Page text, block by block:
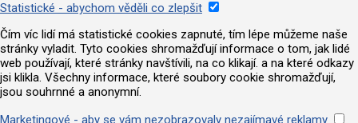
Statistické - abychom věděli co zlepšit
Čím víc lidí má statistické cookies zapnuté, tím lépe můžeme naše
stránky vyladit. Tyto cookies shromažďují informace o tom, jak lidé
web používají, které stránky navštívili, na co klikají. a na které odkazy
jsi klikla. Všechny informace, které soubory cookie shromažďují,
jsou souhrnné a anonymní.
Marketingové - aby se vám nezobrazovaly nezajímavé reklamy